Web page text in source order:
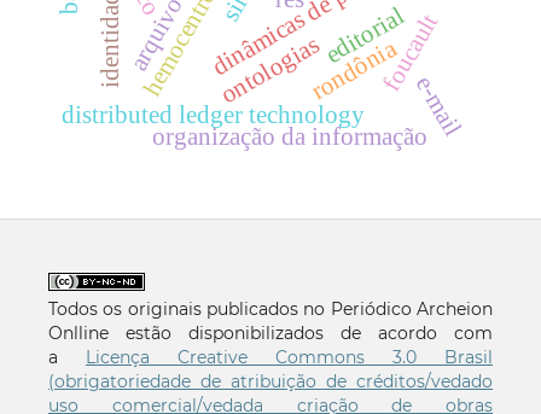
editorialfoucault
distributed ledger technology
ontologias
organização da informação
identidade
e-mail
rondônia
Todos os originais publicados no Periódico Archeion
Onlline estão disponibilizados de acordo com
a Licença Creative Commons 3.0 Brasil
(obrigatoriedade de atribuição de créditos/vedado
uso comercial/vedada criação de obras